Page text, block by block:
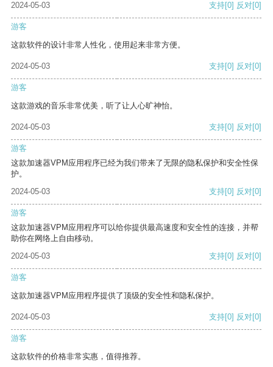
2024-05-03 支持[0] 反对[0]
游客
这款软件的设计非常人性化，使用起来非常方便。
2024-05-03 支持[0] 反对[0]
游客
这款游戏的音乐非常优美，听了让人心旷神怡。
2024-05-03 支持[0] 反对[0]
游客
这款加速器VPM应用程序已经为我们带来了无限的隐私保护和安全性保
护。
2024-05-03
支持[0] 反对[0]
游客
这款加速器VPM应用程序可以给你提供最高速度和安全性的连接，并帮
助你在网络上自由移动。
2024-05-03
支持[0] 反对[0]
游客
这款加速器VPM应用程序提供了顶级的安全性和隐私保护。
2024-05-03 支持[0] 反对[0]
游客
这款软件的价格非常实惠，值得推荐。